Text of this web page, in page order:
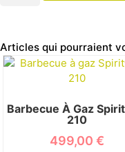
Articles qui pourraient
Barbecue À Gaz
210
499,00€